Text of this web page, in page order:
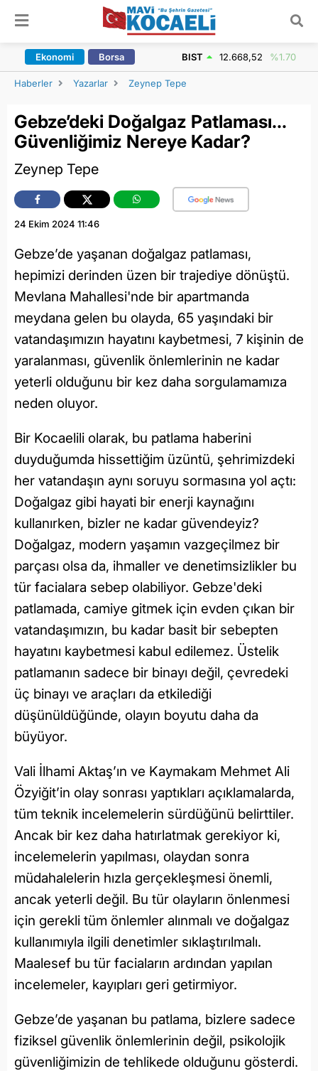
Ekonomi Borsa BIST 12.668,52 %1.70
Haberler Yazarlar Zeynep Tepe
Gebze’deki Doğalgaz Patlaması...
Güvenliğimiz Nereye Kadar?
Zeynep Tepe
24 Ekim 2024 11:46
Gebze’de yaşanan doğalgaz patlaması,
hepimizi derinden üzen bir trajediye dönüştü.
Mevlana Mahallesi'nde bir apartmanda
meydana gelen bu olayda, 65 yaşındaki bir
vatandaşımızın hayatını kaybetmesi, 7 kişinin de
yaralanması, güvenlik önlemlerinin ne kadar
yeterli olduğunu bir kez daha sorgulamamıza
neden oluyor.
Bir Kocaelili olarak, bu patlama haberini
duyduğumda hissettiğim üzüntü, şehrimizdeki
her vatandaşın aynı soruyu sormasına yol açtı:
Doğalgaz gibi hayati bir enerji kaynağını
kullanırken, bizler ne kadar güvendeyiz?
Doğalgaz, modern yaşamın vazgeçilmez bir
parçası olsa da, ihmaller ve denetimsizlikler bu
tür facialara sebep olabiliyor. Gebze'deki
patlamada, camiye gitmek için evden çıkan bir
vatandaşımızın, bu kadar basit bir sebepten
hayatını kaybetmesi kabul edilemez. Üstelik
patlamanın sadece bir binayı değil, çevredeki
üç binayı ve araçları da etkilediği
düşünüldüğünde, olayın boyutu daha da
büyüyor.
Vali İlhami Aktaş’ın ve Kaymakam Mehmet Ali
Özyiğit’in olay sonrası yaptıkları açıklamalarda,
tüm teknik incelemelerin sürdüğünü belirttiler.
Ancak bir kez daha hatırlatmak gerekiyor ki,
incelemelerin yapılması, olaydan sonra
müdahalelerin hızla gerçekleşmesi önemli,
ancak yeterli değil. Bu tür olayların önlenmesi
için gerekli tüm önlemler alınmalı ve doğalgaz
kullanımıyla ilgili denetimler sıklaştırılmalı.
Maalesef bu tür faciaların ardından yapılan
incelemeler, kayıpları geri getirmiyor.
Gebze’de yaşanan bu patlama, bizlere sadece
fiziksel güvenlik önlemlerinin değil, psikolojik
güvenliğimizin de tehlikede olduğunu gösterdi.